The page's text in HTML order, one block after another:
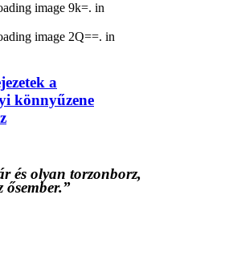
image 9k=. in
image 2Q==. in
a
könnyűzene
és olyan torzonborz,
ősember.”